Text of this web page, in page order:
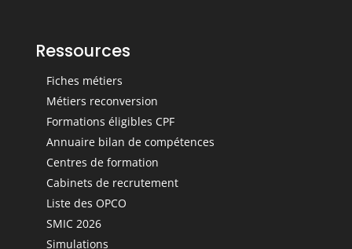
Ressources
Fiches métiers
Métiers reconversion
Formations éligibles CPF
Annuaire bilan de compétences
Centres de formation
Cabinets de recrutement
Liste des OPCO
SMIC 2026
Simulations